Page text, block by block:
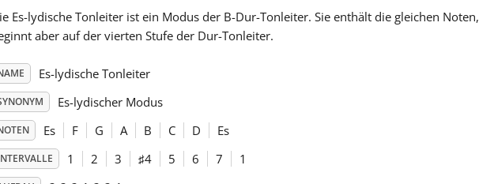
Es-lydische Tonleiter ist ein Modus der B-Dur-Tonleiter. Sie enthält die gleichen Noten,
aber auf der vierten Stufe der Dur-Tonleiter.
Es-lydische Tonleiter
Es-lydischer Modus
Es F G A B C D Es
1 2 3 ♯4 5 6 7 1